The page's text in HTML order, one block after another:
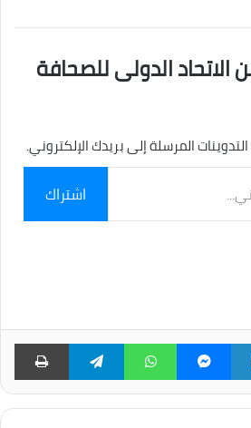
الدولى للصحافة
المرسلة إلى بريدك الإلكتروني.
اشتراك
لينكدإن ماسنجر واتساب تيلقرام